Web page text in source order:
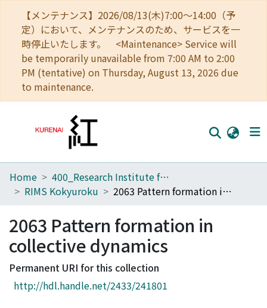
【メンテナンス】2026/08/13(木)7:00～14:00（予
定）において、メンテナンスのため、サービスを一
時停止いたします。 <Maintenance> Service will
be temporarily unavailable from 7:00 AM to 2:00
PM (tentative) on Thursday, August 13, 2026 due
to maintenance.
Home
Browse
Download Ranking
Access Statistics
Home
400_Research Institute for Mathematical Sciences
RIMS Kokyuroku
2063 Pattern formation in collective dynamics
2063 Pattern formation in
collective dynamics
Permanent URI for this collection
http://hdl.handle.net/2433/241801